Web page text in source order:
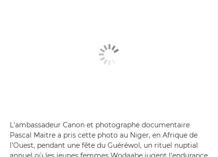
L'ambassadeur Canon et photographe documentaire
Pascal Maitre a pris cette photo au Niger, en Afrique de
l'Ouest, pendant une fête du Guéréwol, un rituel nuptial